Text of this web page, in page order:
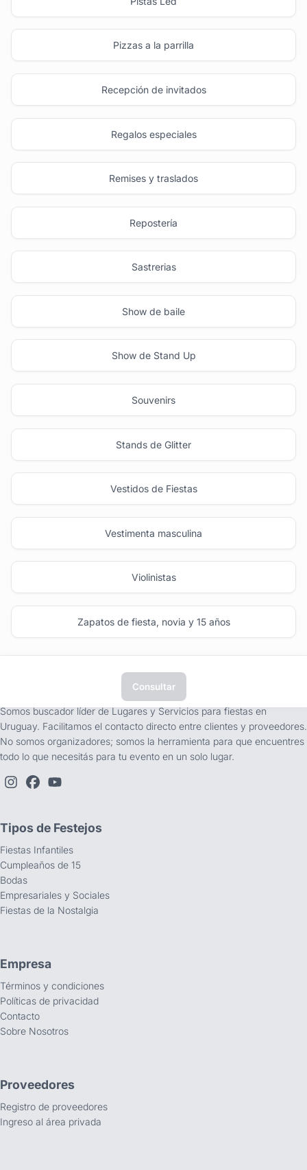
Pizzas a la parrilla
Recepción de invitados
Regalos especiales
Remises y traslados
Repostería
Sastrerias
Show de baile
Show de Stand Up
Souvenirs
Stands de Glitter
Vestidos de Fiestas
Vestimenta masculina
Violinistas
Zapatos de fiesta, novia y 15 años
Consultar
Somos buscador líder de Lugares y Servicios para fiestas en
Uruguay. Facilitamos el contacto directo entre clientes y proveedores.
No somos organizadores; somos la herramienta para que encuentres
todo lo que necesitás para tu evento en un solo lugar.
Tipos de Festejos
Fiestas Infantiles
Cumpleaños de 15
Bodas
Empresariales y Sociales
Fiestas de la Nostalgia
Empresa
Términos y condiciones
Políticas de privacidad
Contacto
Sobre Nosotros
Proveedores
Registro de proveedores
Ingreso al área privada